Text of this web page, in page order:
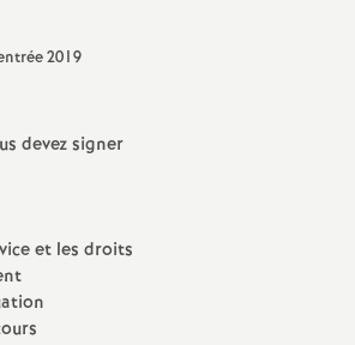
devez signer
et les droits